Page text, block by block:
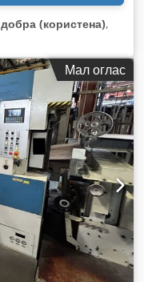
добра (користена),
Мал оглас